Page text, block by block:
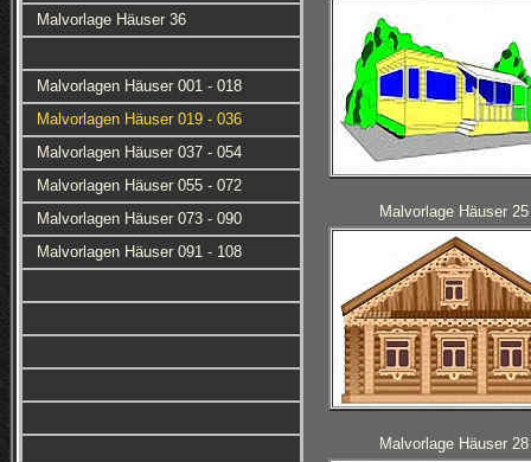
Malvorlage Häuser 36
Malvorlagen Häuser 001 - 018
Malvorlagen Häuser 019 - 036
Malvorlagen Häuser 037 - 054
Malvorlagen Häuser 055 - 072
Malvorlagen Häuser 073 - 090
Malvorlagen Häuser 091 - 108
Malvorlage Häuser 25
Malvorlage Häuser 28